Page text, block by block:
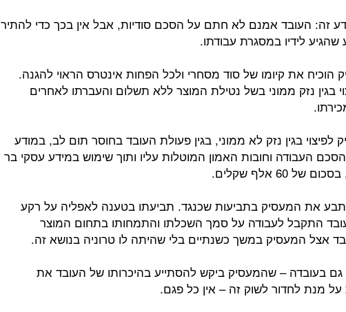
זה: העובד אמנם לא חתם על הסכם סודיות, אבל אין בכך כדי להתיר
לידיו במסגרת עבודתו.
הוכיח את קיומו של סוד מסחרי ולכל הפחות אינטרס הראוי להגנה.
בגין נזק ממוני בשל נטילת המוצר ללא תשלום והעברתו לאחרים
לפיצוי בגין נזק לא ממוני, בגין פעולת העובד בחוסר תום לב, במודע
העבודה וחובות האמון המוטלות עליו ותוך שימוש במידע עסקי בר
60 אלף שקלים.
את המעסיק בתביעות שכנגד. תביעתו בטענה לאפליה על רקע
התקבל לעבודה על סמך השכלתו והתמחותו בתחום המוצר
אצל המעסיק במשך כשנתיים בלי שהיתה לו טרוניה בנושא זה.
גם בעובדה – שהמעסיק ביקש להסתייע בהיכרותו של העובד את
מנת לחדור לשוק זה – אין כל פגם.